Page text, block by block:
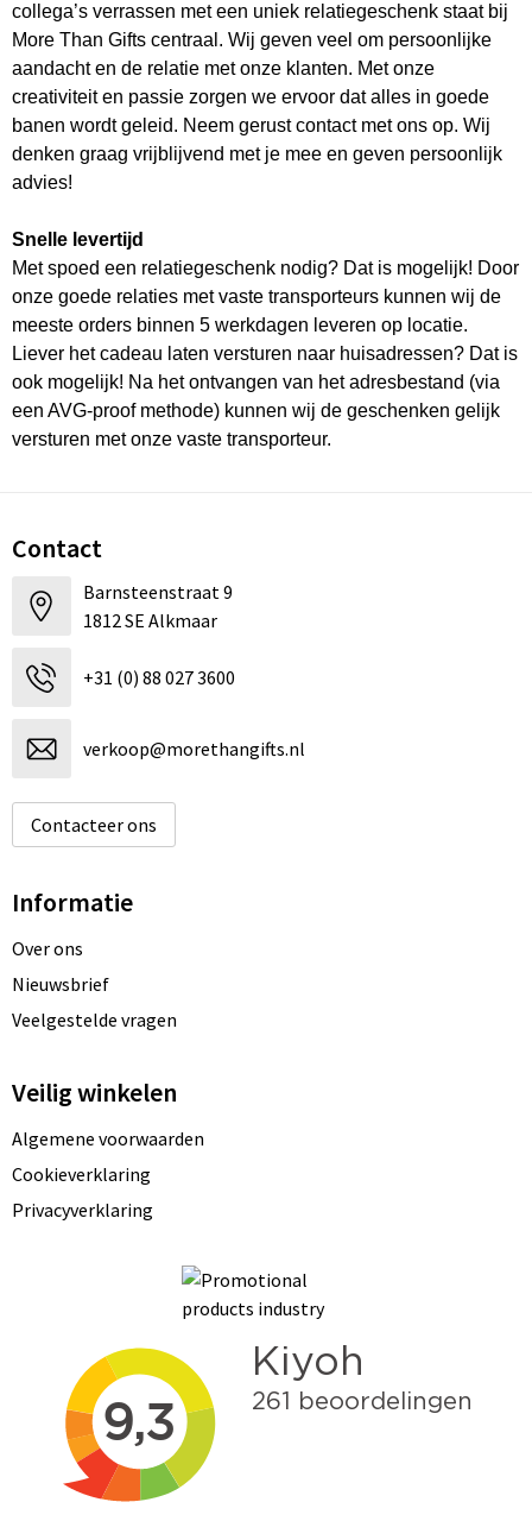
collega’s verrassen met een uniek relatiegeschenk staat bij
More Than Gifts centraal. Wij geven veel om persoonlijke
aandacht en de relatie met onze klanten. Met onze
creativiteit en passie zorgen we ervoor dat alles in goede
banen wordt geleid. Neem gerust contact met ons op. Wij
denken graag vrijblijvend met je mee en geven persoonlijk
advies!
Snelle levertijd
Met spoed een relatiegeschenk nodig? Dat is mogelijk! Door
onze goede relaties met vaste transporteurs kunnen wij de
meeste orders binnen 5 werkdagen leveren op locatie.
Liever het cadeau laten versturen naar huisadressen? Dat is
ook mogelijk! Na het ontvangen van het adresbestand (via
een AVG-proof methode) kunnen wij de geschenken gelijk
versturen met onze vaste transporteur.
Contact
Barnsteenstraat 9
1812 SE Alkmaar
+31 (0) 88 027 3600
verkoop@morethangifts.nl
Contacteer ons
Informatie
Over ons
Nieuwsbrief
Veelgestelde vragen
Veilig winkelen
Algemene voorwaarden
Cookieverklaring
Privacyverklaring